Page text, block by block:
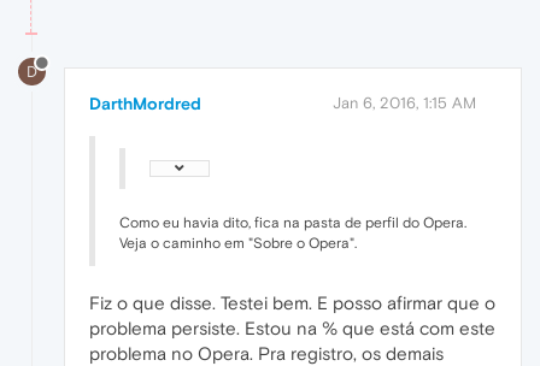
D
DarthMordred Jan 6, 2016, 1:15 AM
Como eu havia dito, fica na pasta de perfil do Opera.
Veja o caminho em "Sobre o Opera".
Fiz o que disse. Testei bem. E posso afirmar que o
problema persiste. Estou na % que está com este
problema no Opera. Pra registro, os demais